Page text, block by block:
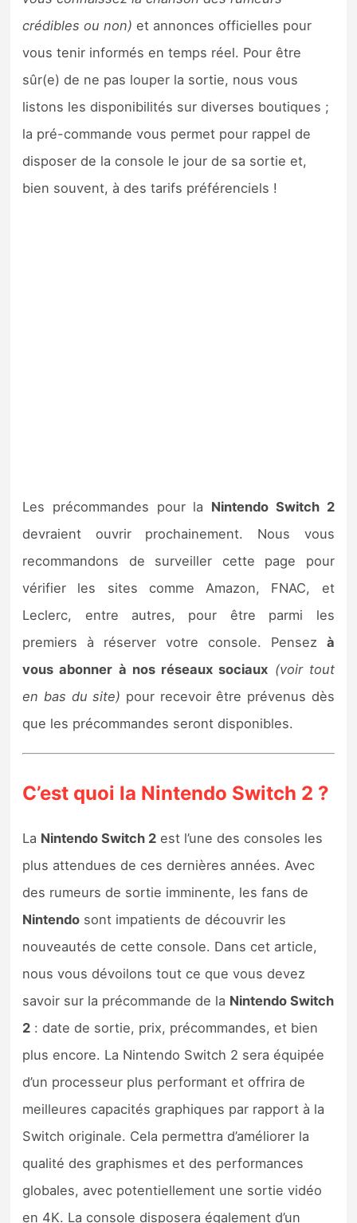
crédibles ou non) et annonces officielles pour
vous tenir informés en temps réel. Pour être
sûr(e) de ne pas louper la sortie, nous vous
listons les disponibilités sur diverses boutiques ;
la pré-commande vous permet pour rappel de
disposer de la console le jour de sa sortie et,
bien souvent, à des tarifs préférenciels !
Les précommandes pour la Nintendo Switch 2
devraient ouvrir prochainement. Nous vous
recommandons de surveiller cette page pour
vérifier les sites comme Amazon, FNAC, et
Leclerc, entre autres, pour être parmi les
premiers à réserver votre console. Pensez à
vous abonner à nos réseaux sociaux (voir tout
en bas du site) pour recevoir être prévenus dès
que les précommandes seront disponibles.
C’est quoi la Nintendo Switch 2 ?
La Nintendo Switch 2 est l’une des consoles les
plus attendues de ces dernières années. Avec
des rumeurs de sortie imminente, les fans de
Nintendo sont impatients de découvrir les
nouveautés de cette console. Dans cet article,
nous vous dévoilons tout ce que vous devez
savoir sur la précommande de la Nintendo Switch
2 : date de sortie, prix, précommandes, et bien
plus encore. La Nintendo Switch 2 sera équipée
d’un processeur plus performant et offrira de
meilleures capacités graphiques par rapport à la
Switch originale. Cela permettra d’améliorer la
qualité des graphismes et des performances
globales, avec potentiellement une sortie vidéo
en 4K. La console disposera également d’un